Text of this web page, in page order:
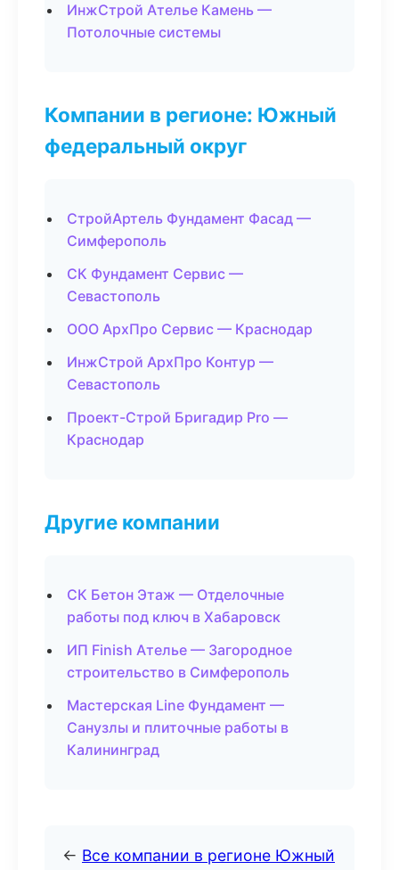
ИнжСтрой Ателье Камень —
Потолочные системы
Компании в регионе: Южный
федеральный округ
СтройАртель Фундамент Фасад —
Симферополь
СК Фундамент Сервис —
Севастополь
ООО АрхПро Сервис — Краснодар
ИнжСтрой АрхПро Контур —
Севастополь
Проект-Строй Бригадир Pro —
Краснодар
Другие компании
СК Бетон Этаж — Отделочные
работы под ключ в Хабаровск
ИП Finish Ателье — Загородное
строительство в Симферополь
Мастерская Line Фундамент —
Санузлы и плиточные работы в
Калининград
← Все компании в регионе Южный